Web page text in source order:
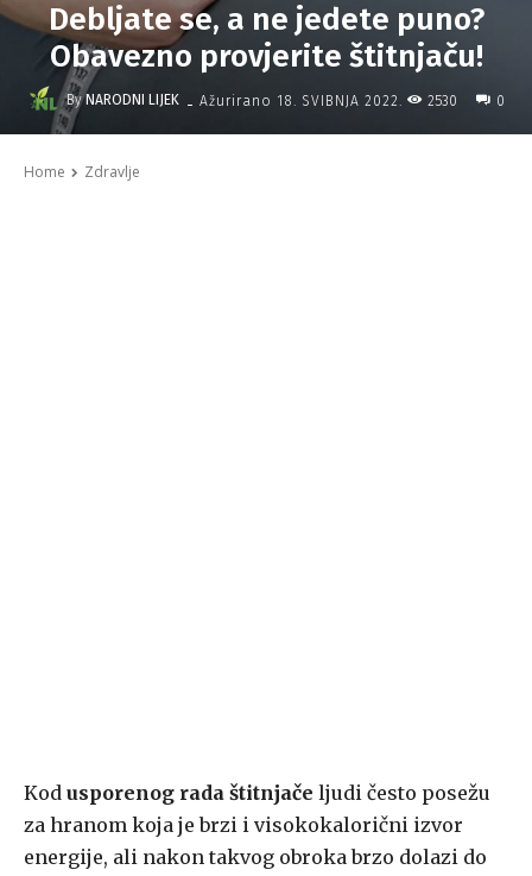
Debljate se, a ne jedete puno?
Obavezno provjerite štitnjaču!
By NARODNI LIJEK - Ažurirano 18. SVIBNJA 2022. 2530 0
Home Zdravlje
Kod usporenog rada štitnjače ljudi često posežu
za hranom koja je brzi i visokokalorični izvor
energije, ali nakon takvog obroka brzo dolazi do